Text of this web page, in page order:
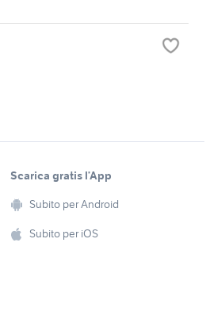
Scarica gratis l’App
Subito per Android
Subito per iOS